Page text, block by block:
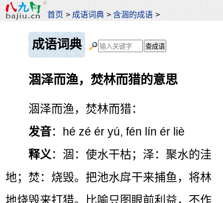
首页 > 成语词典 >含涸的成语 >
成语词典
涸泽而渔，焚林而猎的意思
涸泽而渔，焚林而猎：
发音：hé zé ér yú, fén lín ér liè
释义 ：涸：使水干枯；泽：聚水的洼
地；焚：烧毁。把池水戽干来捕鱼，将林
地烧毁来打猎。比喻只图眼前利益，不作